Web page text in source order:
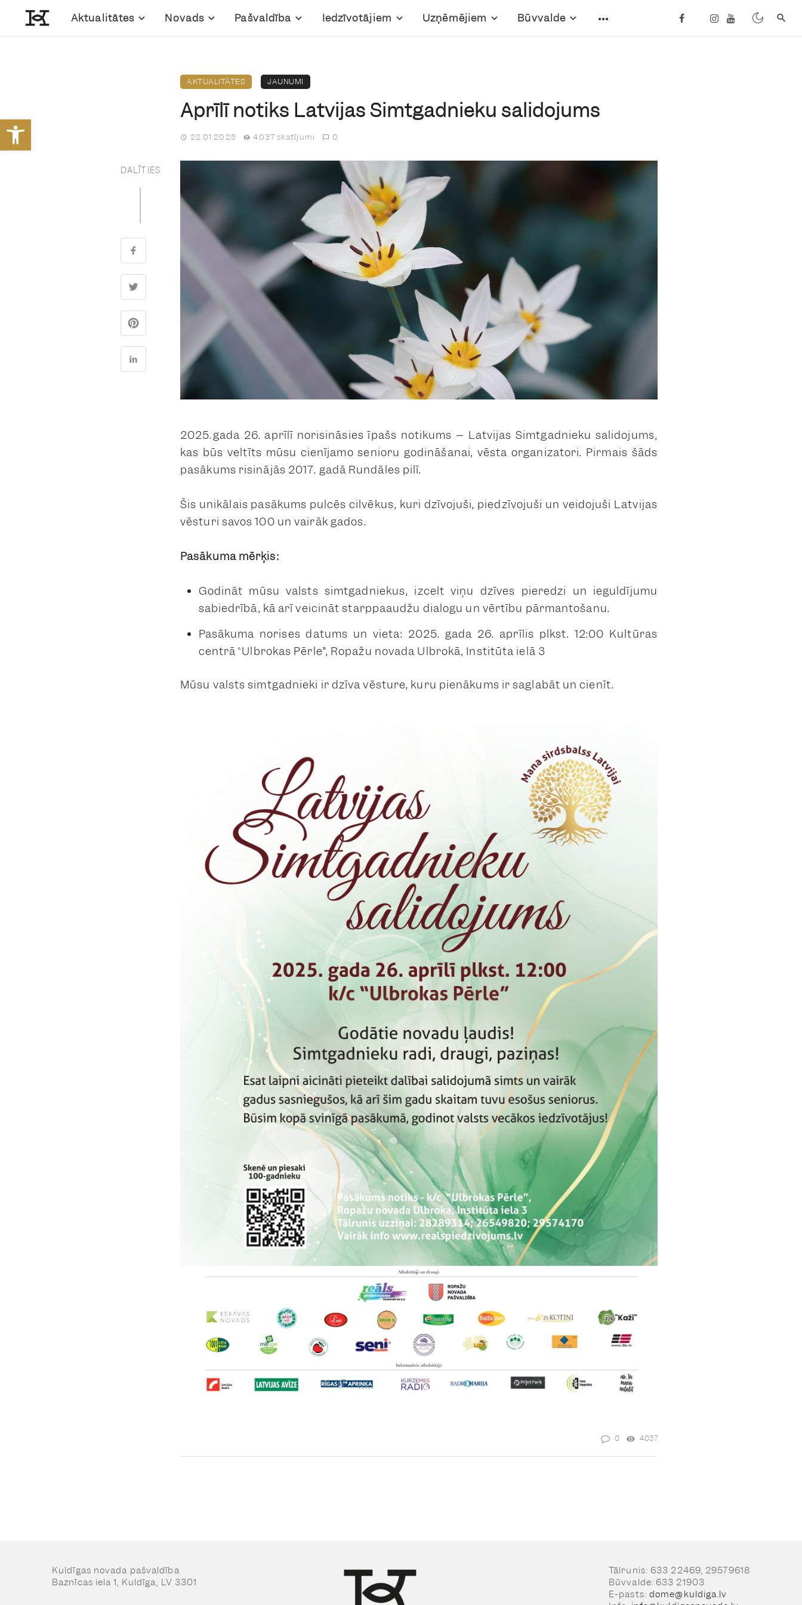
Open toolbar
Aktualitātes Novads Pašvaldība Iedzīvotājiem Uzņēmējiem Būvvalde
AKTUALITĀTES JAUNUMI
Aprīlī notiks Latvijas Simtgadnieku salidojums
22.01.2025 4037 skatījumi 0
DALĪTIES
2025.gada 26. aprīlī norisināsies īpašs notikums – Latvijas Simtgadnieku salidojums,
kas būs veltīts mūsu cienījamo senioru godināšanai, vēsta organizatori. Pirmais šāds
pasākums risinājās 2017. gadā Rundāles pilī.
Šis unikālais pasākums pulcēs cilvēkus, kuri dzīvojuši, piedzīvojuši un veidojuši Latvijas
vēsturi savos 100 un vairāk gados.
Pasākuma mērķis:
Godināt mūsu valsts simtgadniekus, izcelt viņu dzīves pieredzi un ieguldījumu
sabiedrībā, kā arī veicināt starppaaudžu dialogu un vērtību pārmantošanu.
Pasākuma norises datums un vieta: 2025. gada 26. aprīlis plkst. 12:00 Kultūras
centrā “Ulbrokas Pērle”, Ropažu novada Ulbrokā, Institūta ielā 3
Mūsu valsts simtgadnieki ir dzīva vēsture, kuru pienākums ir saglabāt un cienīt.
0 4037
Kuldīgas novada pašvaldība
Baznīcas iela 1, Kuldīga, LV 3301
Tālrunis: 633 22469, 29579618
Būvvalde: 633 21903
E-pasts: dome@kuldiga.lv